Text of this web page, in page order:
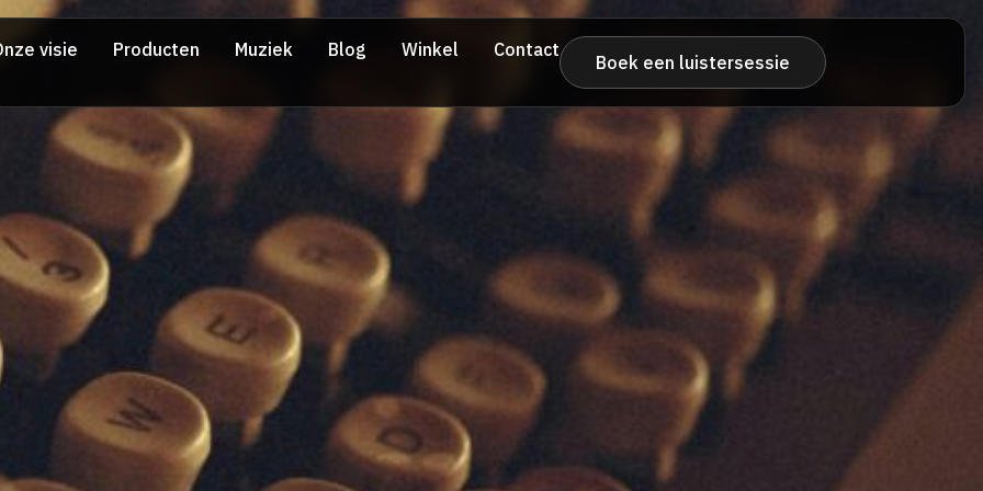
visie Producten Muziek Blog Winkel Contact
Boek een luistersessie